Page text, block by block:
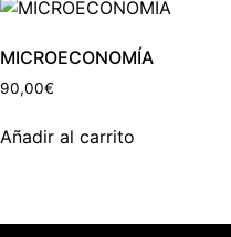
MICROECONOMÍA
90,00€
Añadir al carrito